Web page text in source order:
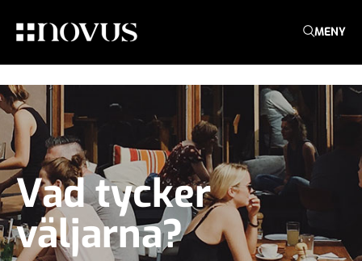
MENY
Vad tycker
väljarna?